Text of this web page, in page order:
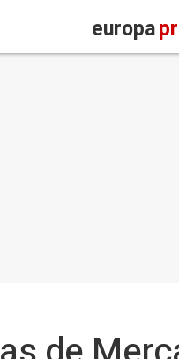
europa